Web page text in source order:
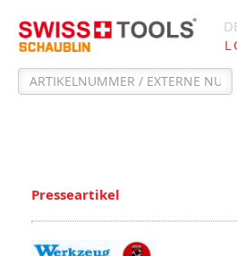
Presseartikel